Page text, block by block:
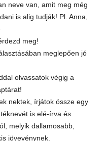
neve van, amit meg még
is alig tudják! Pl. Anna,
meg!
meglepően jó
olvassatok végig a
nektek, írjátok össze egy
is elé-írva és
melyik dallamosabb,
jövevénynek.